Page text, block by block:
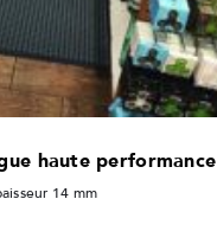
haute performance
14 mm